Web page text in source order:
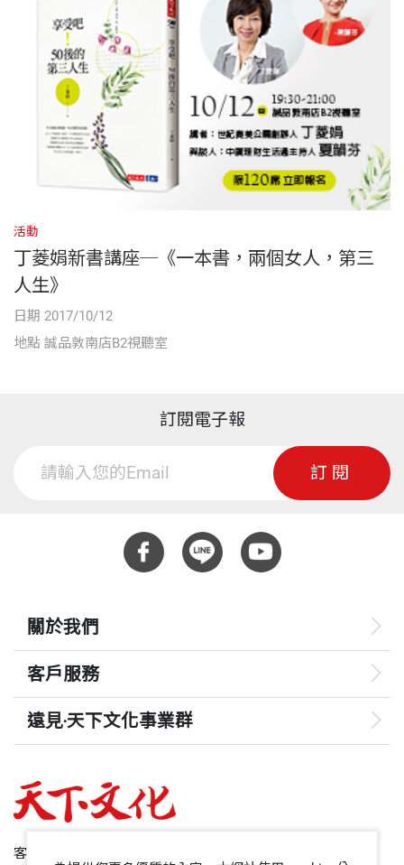
活動
丁菱娟新書講座─《一本書，兩個女人，第三
人生》
日期 2017/10/12
地點 誠品敦南店B2視聽室
訂閱電子報
訂閱
關於我們
客戶服務
遠見‧天下文化事業群
哈佛商業評論
客服專線：+886 2 2662-0012